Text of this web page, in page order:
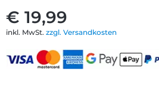
€ 19,99
inkl. MwSt. zzgl. Versandkosten